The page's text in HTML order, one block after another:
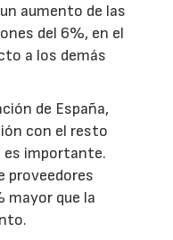
aumento de las
del 6%, en el
a los demás
de España,
con el resto
es importante.
proveedores
mayor que la